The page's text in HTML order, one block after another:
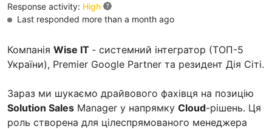
Компанія Wise IT - системний інтегратор (ТОП-5
України), Premier Google Partner та резидент Дія Сіті.
Зараз ми шукаємо драйвового фахівця на позицію
Solution Sales Manager у напрямку Cloud-рішень. Ця
роль створена для цілеспрямованого менеджера
Response activity: High
Last responded more than a month ago